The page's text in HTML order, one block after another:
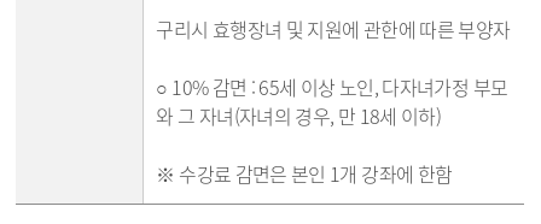
구리시 효행장녀 및 지원에 관한에 따른 부양자
○ 10% 감면 : 65세 이상 노인, 다자녀가정 부모
와 그 자녀(자녀의 경우, 만 18세 이하)
※ 수강료 감면은 본인 1개 강좌에 한함